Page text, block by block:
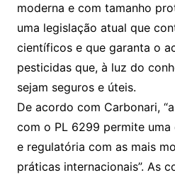
moderna e com tamanho
uma legislação atual que
científicos e que garanta o
pesticidas que, à luz do
sejam seguros e úteis.
De acordo com Carbonari,
com o PL 6299 permite
e regulatória com as mais
práticas internacionais”. As